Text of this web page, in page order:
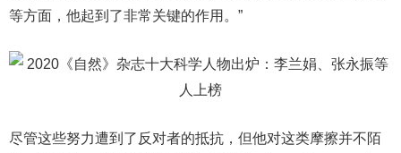
等方面，他起到了非常关键的作用。”
尽管这些努力遭到了反对者的抵抗，但他对这类摩擦并不陌